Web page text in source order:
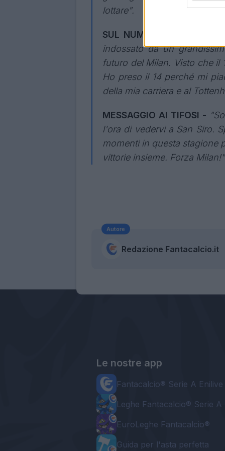
lottare".
SUL NUMERO DI MAGLIA -
indossato da un
futuro del Milan. Visto che il
Ho preso il 14 perché mi
della mia carriera e al
MESSAGGIO AI TIFOSI -
l'ora di vedervi a San Siro.
momenti in questa stagione
vittorie insieme. Forza
Autore
Redazione Fantacalcio.it
Le nostre app
Fantacalcio® Serie A Enilive
Leghe Fantacalcio® Serie A
EuroLeghe Fantacalcio®
Guida per l'asta perfetta